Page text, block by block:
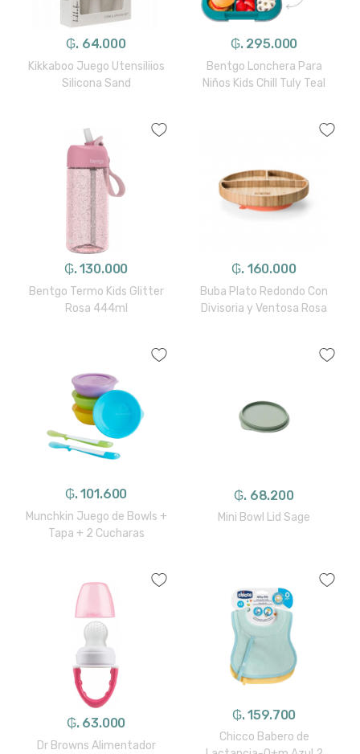
₲. 64.000
Kikkaboo Juego Utensiliios
Silicona Sand
₲. 295.000
Bentgo Lonchera Para
Niños Kids Chill Tuly Teal
₲. 130.000
Bentgo Termo Kids Glitter
Rosa 444ml
₲. 160.000
Buba Plato Redondo Con
Divisoria y Ventosa Rosa
₲. 101.600
Munchkin Juego de Bowls +
Tapa + 2 Cucharas
₲. 68.200
Mini Bowl Lid Sage
₲. 63.000
Dr Browns Alimentador
₲. 159.700
Chicco Babero de